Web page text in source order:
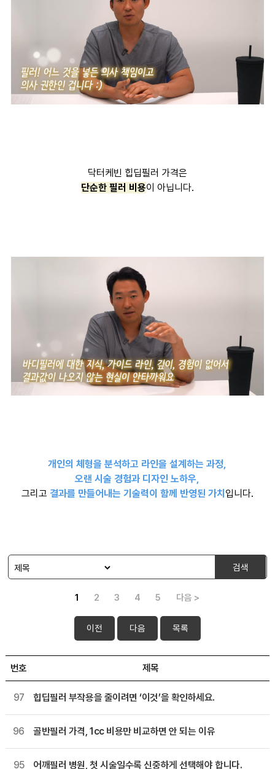
닥터케빈 힙딥필러 가격은
단순한 필러 비용이 아닙니다.
개인의 체형을 분석하고 라인을 설계하는 과정,
오랜 시술 경험과 디자인 노하우,
그리고 결과를 만들어내는 기술력이 함께 반영된 가치 입니다.
검색
1 2 3 4 5 다음 >
이전 다음 목록
번호 제목
97 힙딥필러 부작용을 줄이려면 ‘이것’을 확인하세요.
96 골반필러 가격, 1cc 비용만 비교하면 안 되는 이유
95 어깨필러 병원, 첫 시술일수록 신중하게 선택해야 합니다.